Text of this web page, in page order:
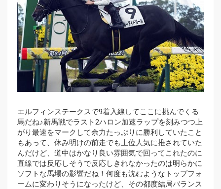
エルフィンステークスで9着入線してここに挑んでくる
馬だね♪新馬戦でラスト2ハロン加速ラップを刻みつつ上
がり最速をマークして余力たっぷりに勝利していたこと
もあって、休み明けの前走でも上位人気に推されていた
んだけど、道中はかなり良い雰囲気で回ってこれたのに
直線では反応しそうで反応しきれなかったのは明らかに
ソフトな馬場の影響だね！何度も沈むようなトップフォ
ームに変わりそうになったけど、その都度結局バランス